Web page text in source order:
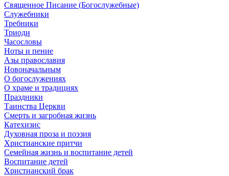
Священное Писание (Богослужебные)
Служебники
Требники
Триоди
Часословы
Ноты и пение
Азы православия
Новоначальным
О богослужениях
О храме и традициях
Праздники
Таинства Церкви
Смерть и загробная жизнь
Катехизис
Духовная проза и поэзия
Христианские притчи
Семейная жизнь и воспитание детей
Воспитание детей
Христианский брак